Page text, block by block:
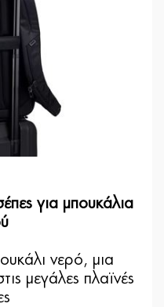
για μπουκάλια
νερό, μια
μεγάλες πλαϊνές